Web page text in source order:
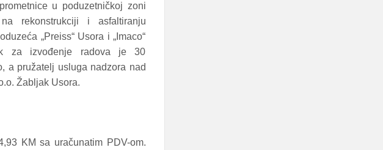
u poduzetničkoj zoni
rekonstrukciji i asfaltiranju
„Preiss“ Usora i „Imaco“
za izvođenje radova je 30
a pružatelj usluga nadzora nad
Žabljak Usora.
KM sa uračunatim PDV-om.